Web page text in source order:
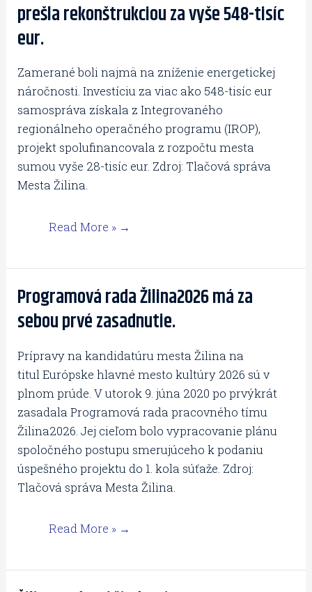
prešla rekonštrukciou za vyše 548-tisíc
eur.
Zamerané boli najmä na zníženie energetickej
náročnosti. Investíciu za viac ako 548-tisíc eur
samospráva získala z Integrovaného
regionálneho operačného programu (IROP),
projekt spolufinancovala z rozpočtu mesta
sumou vyše 28-tisíc eur. Zdroj: Tlačová správa
Mesta Žilina.
škola
na
prešla
rekonštrukciou
za
vyše
548-
tisíc
eur.
Read More »
Programová rada Žilina2026 má za
sebou prvé zasadnutie.
Prípravy na kandidatúru mesta Žilina na
titul Európske hlavné mesto kultúry 2026 sú v
plnom prúde. V utorok 9. júna 2020 po prvýkrát
zasadala Programová rada pracovného tímu
Žilina2026. Jej cieľom bolo vypracovanie plánu
spoločného postupu smerujúceho k podaniu
úspešného projektu do 1. kola súťaže. Zdroj:
Tlačová správa Mesta Žilina.
Programová
rada
Žilina2026
má
za
sebou
prvé
zasadnutie.
Read More »